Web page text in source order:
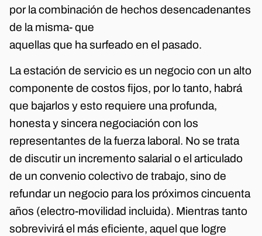
por la combinación de hechos desencadenantes
de la misma- que
aquellas que ha surfeado en el pasado.
La estación de servicio es un negocio con un alto
componente de costos fijos, por lo tanto, habrá
que bajarlos y esto requiere una profunda,
honesta y sincera negociación con los
representantes de la fuerza laboral. No se trata
de discutir un incremento salarial o el articulado
de un convenio colectivo de trabajo, sino de
refundar un negocio para los próximos cincuenta
años (electro-movilidad incluida). Mientras tanto
sobrevivirá el más eficiente, aquel que logre